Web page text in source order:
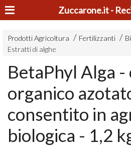
Prodotti Agricoltura Fertilizzanti
Estratti di alghe
BetaPhyl Alga -
organico
consentito in
biologica - 1,2